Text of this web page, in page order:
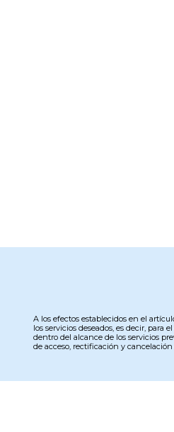
A los efectos establecidos en el
los servicios deseados, es decir,
dentro del alcance de los servicios
de acceso, rectificación y